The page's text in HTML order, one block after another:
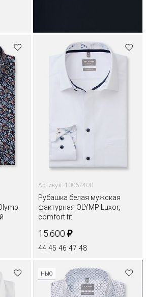
Артикул: 10067400
Рубашка белая мужская
фактурная OLYMP Luxor,
comfort fit
15.600 ₽
44 45 46 47 48
НЬЮ